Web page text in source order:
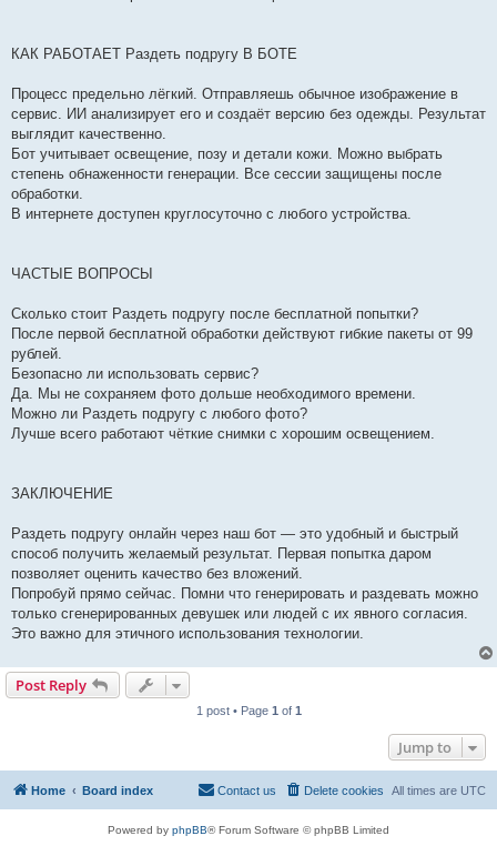
КАК РАБОТАЕТ Раздеть подругу В БОТЕ
Процесс предельно лёгкий. Отправляешь обычное изображение в
сервис. ИИ анализирует его и создаёт версию без одежды. Результат
выглядит качественно.
Бот учитывает освещение, позу и детали кожи. Можно выбрать
степень обнаженности генерации. Все сессии защищены после
обработки.
В интернете доступен круглосуточно с любого устройства.
ЧАСТЫЕ ВОПРОСЫ
Сколько стоит Раздеть подругу после бесплатной попытки?
После первой бесплатной обработки действуют гибкие пакеты от 99
рублей.
Безопасно ли использовать сервис?
Да. Мы не сохраняем фото дольше необходимого времени.
Можно ли Раздеть подругу с любого фото?
Лучше всего работают чёткие снимки с хорошим освещением.
ЗАКЛЮЧЕНИЕ
Раздеть подругу онлайн через наш бот — это удобный и быстрый
способ получить желаемый результат. Первая попытка даром
позволяет оценить качество без вложений.
Попробуй прямо сейчас. Помни что генерировать и раздевать можно
только сгенерированных девушек или людей с их явного согласия.
Это важно для этичного использования технологии.
Post Reply
1 post • Page 1 of 1
Jump to
Home Board index All times are UTC
Delete cookies
Contact us
Powered by phpBB® Forum Software © phpBB Limited